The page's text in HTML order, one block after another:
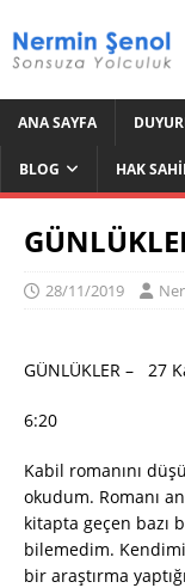
ANA SAYFA
BLOG HAK
28/11/2019
GÜNLÜKLER – 27
6:20
Kabil romanını
okudum. Romanı
kitapta geçen bazı
bilemedim.
bir araştırma